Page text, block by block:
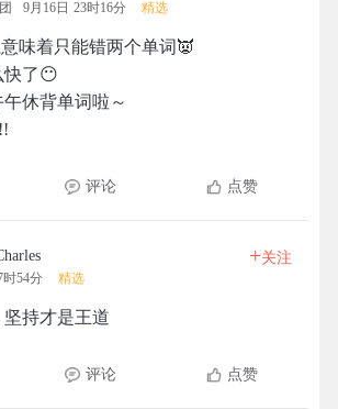
9月16日 23时16分 精选
味着只能错两个单词👿
快了😶
休背单词啦～
评论 点赞
时54分 精选
+关注
持才是王道
评论 点赞